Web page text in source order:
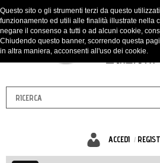
ACCEDI
Questo sito o gli strumenti terzi da questo
funzionamento ed utili alle finalità illustrate nella
negare il consenso a tutti o ad alcuni cookie,
Chiudendo questo banner, scorrendo questa
in altra maniera, acconsenti all'uso dei cookie.